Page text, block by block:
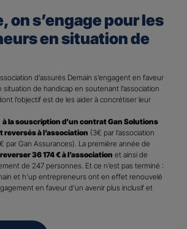
on s’engage pour les
en situation de
d’assurés Demain s’engagent en faveur
de handicap en soutenant l’association
l’objectif est de les aider à concrétiser leur
à la souscription d’un contrat Gan Solutions
reversés à l’association (3€ par l’association
par Gan Assurances). La première année de
reverser 36 174 € à l’association et ainsi de
de 247 personnes. Et ce n’est pas terminé :
et h’up entrepreneurs ont en effet renouvelé
en faveur d’un avenir plus inclusif et